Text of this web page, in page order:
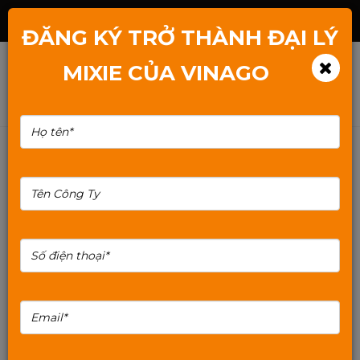
ĐĂNG KÝ TRỞ THÀNH ĐẠI LÝ
MIXIE CỦA VINAGO